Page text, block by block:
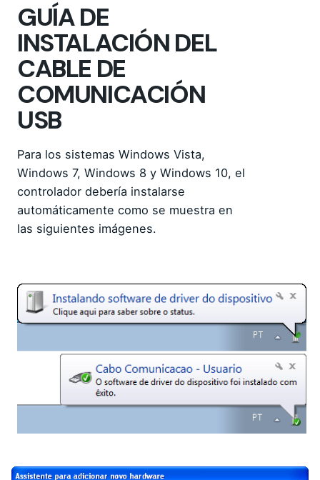
GUÍA DE
INSTALACIÓN DEL
CABLE DE
COMUNICACIÓN
USB
Para los sistemas Windows Vista,
Windows 7, Windows 8 y Windows 10, el
controlador debería instalarse
automáticamente como se muestra en
las siguientes imágenes.